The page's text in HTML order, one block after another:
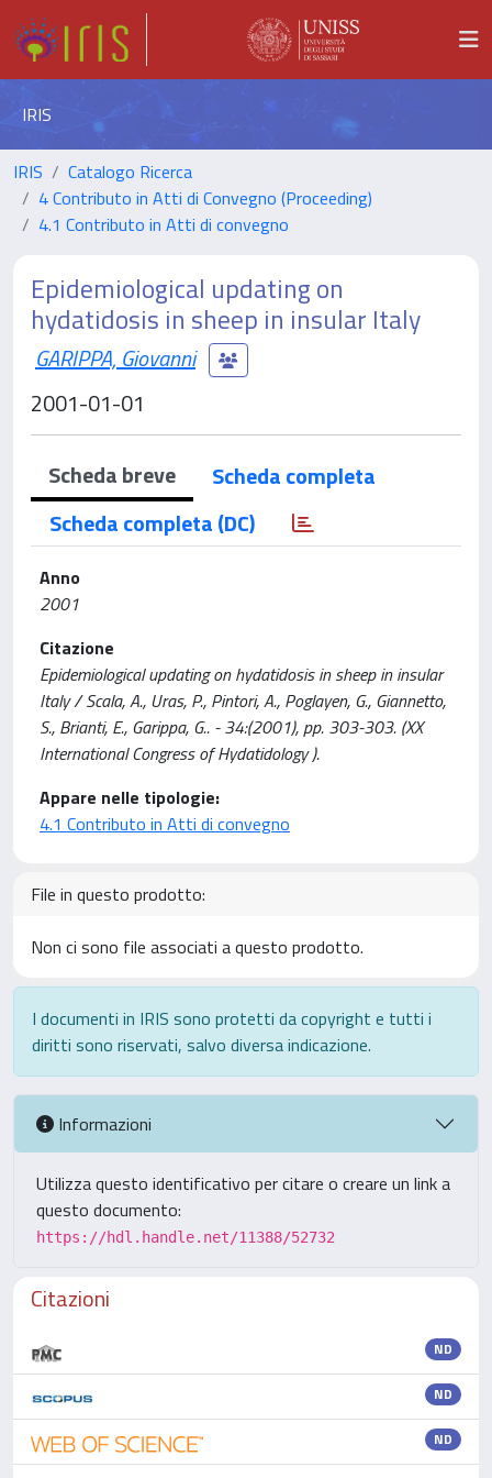
IRIS
IRIS
Catalogo Ricerca
4 Contributo in Atti di Convegno (Proceeding)
4.1 Contributo in Atti di convegno
Epidemiological updating on
hydatidosis in sheep in insular Italy
GARIPPA, Giovanni
2001-01-01
Scheda breve
Scheda completa
Scheda completa (DC)
Anno
2001
Citazione
Epidemiological updating on hydatidosis in sheep in insular
Italy / Scala, A., Uras, P., Pintori, A., Poglayen, G., Giannetto,
S., Brianti, E., Garippa, G.. - 34:(2001), pp. 303-303. (XX
International Congress of Hydatidology ).
Appare nelle tipologie:
4.1 Contributo in Atti di convegno
File in questo prodotto:
Non ci sono file associati a questo prodotto.
I documenti in IRIS sono protetti da copyright e tutti i
diritti sono riservati, salvo diversa indicazione.
Informazioni
Utilizza questo identificativo per citare o creare un link a
questo documento:
https://hdl.handle.net/11388/52732
Citazioni
ND
ND
ND